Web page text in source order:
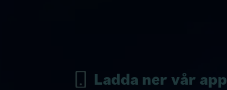
Ladda ner vår app